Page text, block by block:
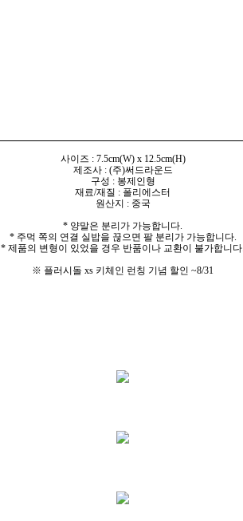
사이즈 : 7.5cm(W) x 12.5cm(H)
제조사 : (주)써드라운드
구성 : 봉제인형
재료/재질 : 폴리에스터
원산지 : 중국
* 양말은 분리가 가능합니다.
* 주먹 쪽의 연결 실밥을 끊으면 팔 분리가 가능합니다.
* 제품의 변형이 있었을 경우 반품이나 교환이 불가합니다.
※ 플러시돌 xs 키체인 런칭 기념 할인 ~8/31